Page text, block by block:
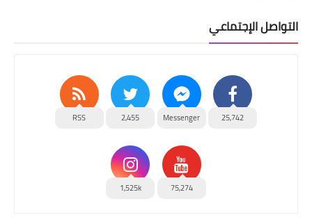
التواصل الإجتماعي
25,742
Messenger
2,455
RSS
75,274
1,525k